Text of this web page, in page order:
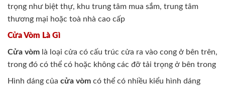
trọng như biệt thự, khu trung tâm mua sắm, trung tâm
thương mại hoặc toà nhà cao cấp
Cửa Vòm Là Gì
Cửa vòm là loại cửa có cấu trúc cửa ra vào cong ở bên trên,
trong đó có thể có hoặc không các đỡ tải trọng ở bên trong
Hình dáng của cửa vòm có thể có nhiều kiểu hình dáng